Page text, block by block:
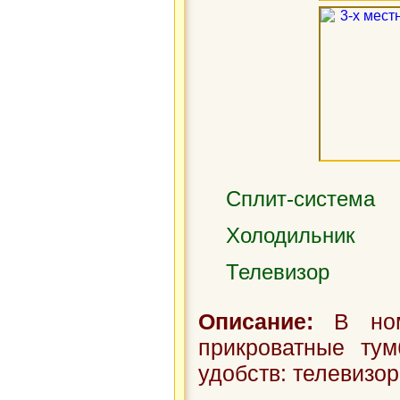
Сплит-система
Холодильник
Телевизор
Описание: В
прикроватные
удобств: